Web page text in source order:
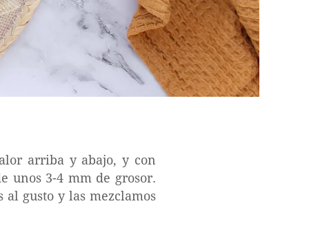
arriba y abajo, y con
unos 3-4 mm de grosor.
gusto y las mezclamos